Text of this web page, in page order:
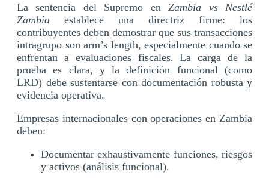
La sentencia del Supremo enZambia vs Nestlé
Zambia establece una directriz firme: los
contribuyentes deben demostrar que sus transacciones
intragrupo son arm’s length, especialmente cuando se
enfrentan a evaluaciones fiscales. La carga de la
prueba es clara, y la definición funcional (como
LRD) debe sustentarse con documentación robusta y
evidencia operativa.
Empresas internacionales con operaciones en Zambia
deben:
Documentar exhaustivamente funciones, riesgos
y activos (análisis funcional).